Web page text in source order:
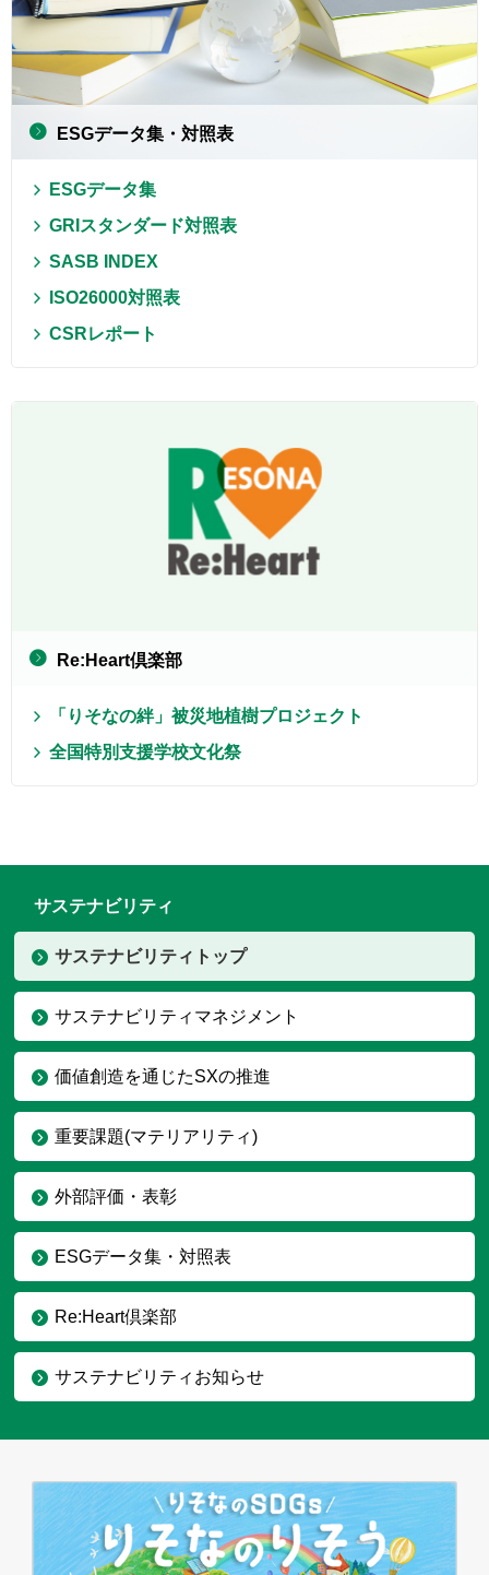
ESGデータ集・対照表
ESGデータ集
GRIスタンダード対照表
SASB INDEX
ISO26000対照表
CSRレポート
Re:Heart倶楽部
「りそなの絆」被災地植樹プロジェクト
全国特別支援学校文化祭
サステナビリティ
サステナビリティトップ
サステナビリティマネジメント
価値創造を通じたSXの推進
重要課題(マテリアリティ)
外部評価・表彰
ESGデータ集・対照表
Re:Heart倶楽部
サステナビリティお知らせ